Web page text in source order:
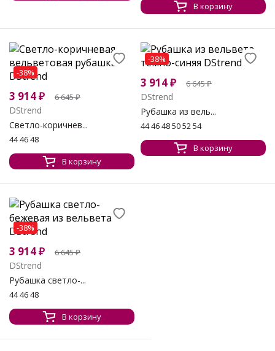
В корзину
-38%
3 914₽ 6 645₽
DStrend
Светло-коричнев...
44 46 48
В корзину
-38%
3 914₽ 6 645₽
DStrend
Рубашка из вель...
44 46 48 50 52 54
В корзину
-38%
3 914₽ 6 645₽
DStrend
Рубашка светло-...
44 46 48
В корзину